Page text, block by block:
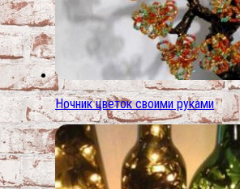
Ночник цветок своими руками